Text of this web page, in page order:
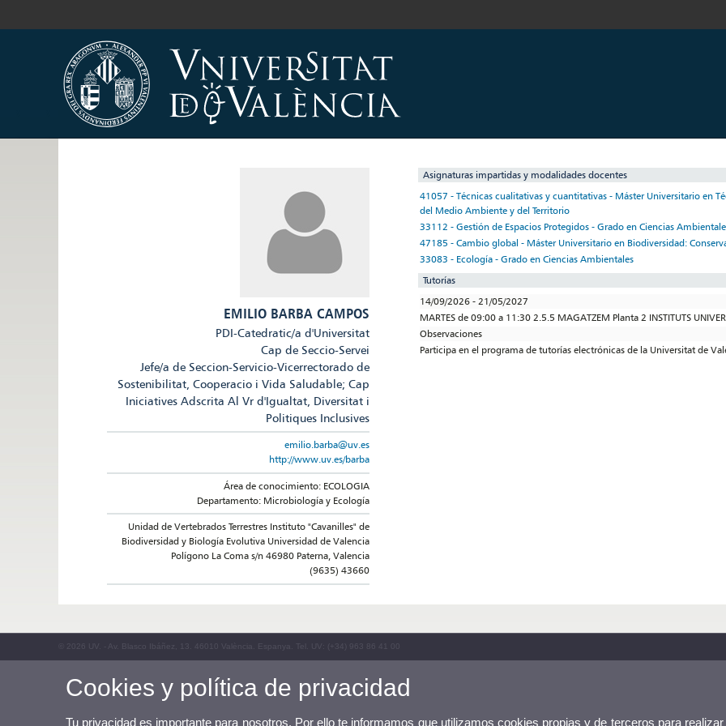
EMILIO BARBA CAMPOS
PDI-Catedratic/a d'Universitat
Cap de Seccio-Servei
Jefe/a de Seccion-Servicio-Vicerrectorado de
Sostenibilitat, Cooperacio i Vida Saludable; Cap
Iniciatives Adscrita Al Vr d'Igualtat, Diversitat i
Politiques Inclusives
emilio.barba@uv.es
http://www.uv.es/barba
Área de conocimiento: ECOLOGIA
Departamento: Microbiología y Ecología
Unidad de Vertebrados Terrestres Instituto "Cavanilles" de
Biodiversidad y Biología Evolutiva Universidad de Valencia
Polígono La Coma s/n 46980 Paterna, Valencia
(9635) 43660
Asignaturas impartidas y modalidades docentes
41057 - Técnicas cualitativas y cuantitativas - Máster Universitario en
del Medio Ambiente y del Territorio
33112 - Gestión de Espacios Protegidos - Grado en Ciencias
47185 - Cambio global - Máster Universitario en Biodiversidad:
33083 - Ecología - Grado en Ciencias Ambientales
Tutorías
14/09/2026 - 21/05/2027
MARTES de 09:00 a 11:30 2.5.5 MAGATZEM Planta 2 INSTITUTS
Observaciones
Participa en el programa de tutorías electrónicas de la Universitat de
© 2026 UV. - Av. Blasco Ibáñez, 13. 46010 València. Espanya. Tel. UV: (+34) 963 86 41 00
Cookies y política de privacidad
Tu privacidad es importante para nosotros. Por ello te informamos que utilizamos cookies propias y de terceros para realizar